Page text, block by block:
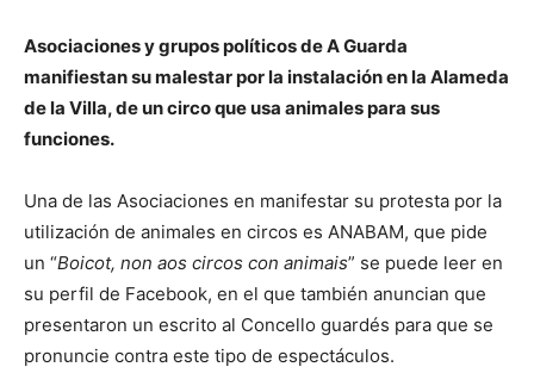
Asociaciones y grupos políticos de A Guarda
manifiestan su malestar por la instalación en la Alameda
de la Villa, de un circo que usa animales para sus
funciones.
Una de las Asociaciones en manifestar su protesta por la
utilización de animales en circos es ANABAM, que pide
un “Boicot, non aos circos con animais” se puede leer en
su perfil de Facebook, en el que también anuncian que
presentaron un escrito al Concello guardés para que se
pronuncie contra este tipo de espectáculos.